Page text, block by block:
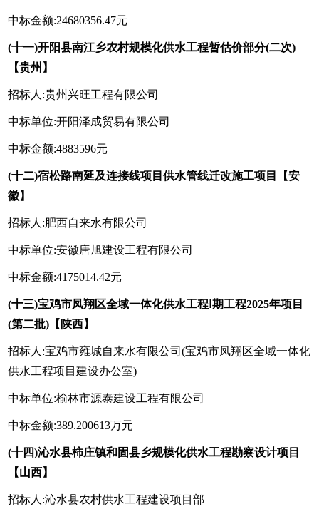
中标金额:24680356.47元
(十一)开阳县南江乡农村规模化供水工程暂估价部分(二次)
【贵州】
招标人:贵州兴旺工程有限公司
中标单位:开阳泽成贸易有限公司
中标金额:4883596元
(十二)宿松路南延及连接线项目供水管线迁改施工项目【安
徽】
招标人:肥西自来水有限公司
中标单位:安徽唐旭建设工程有限公司
中标金额:4175014.42元
(十三)宝鸡市凤翔区全域一体化供水工程Ⅰ期工程2025年项目
(第二批)【陕西】
招标人:宝鸡市雍城自来水有限公司(宝鸡市凤翔区全域一体化
供水工程项目建设办公室)
中标单位:榆林市源泰建设工程有限公司
中标金额:389.200613万元
(十四)沁水县柿庄镇和固县乡规模化供水工程勘察设计项目
【山西】
招标人:沁水县农村供水工程建设项目部